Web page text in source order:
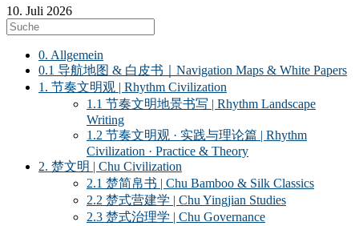
10. Juli 2026
0. Allgemein
0.1 导航地图 & 白皮书｜Navigation Maps & White Papers
1. 节奏文明观 | Rhythm Civilization
1.1 节奏文明地景书写 | Rhythm Landscape
Writing
1.2 节奏文明观 · 实践与理论篇 | Rhythm
Civilization · Practice & Theory
2. 楚文明 | Chu Civilization
2.1 楚简帛书 | Chu Bamboo & Silk Classics
2.2 楚式营建学 | Chu Yingjian Studies
2.3 楚式治理学 | Chu Governance